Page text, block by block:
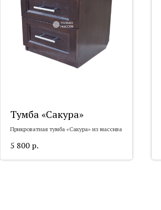
Тумба «Сакура»
Прикроватная тумба «Сакура» из массива
5 800 р.